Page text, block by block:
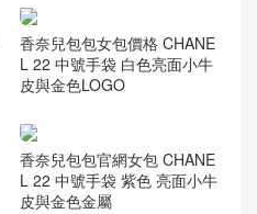
香奈兒包包女包價格 CHANE
L 22 中號手袋 白色亮面小牛
皮與金色LOGO
香奈兒包包官網女包 CHANE
L 22 中號手袋 紫色 亮面小牛
皮與金色金屬